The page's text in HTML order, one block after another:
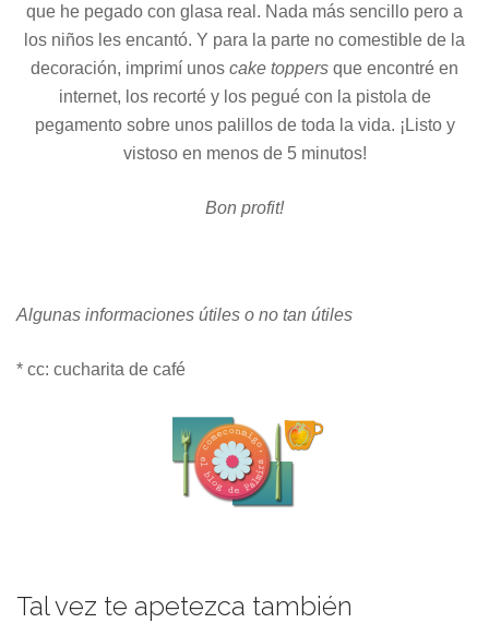
que he pegado con glasa real. Nada más sencillo pero a
los niños les encantó. Y para la parte no comestible de la
decoración, imprimí unos cake toppers que encontré en
internet, los recorté y los pegué con la pistola de
pegamento sobre unos palillos de toda la vida. ¡Listo y
vistoso en menos de 5 minutos!
Bon profit!
Algunas informaciones útiles o no tan útiles
* cc: cucharita de café
Tal vez te apetezca también